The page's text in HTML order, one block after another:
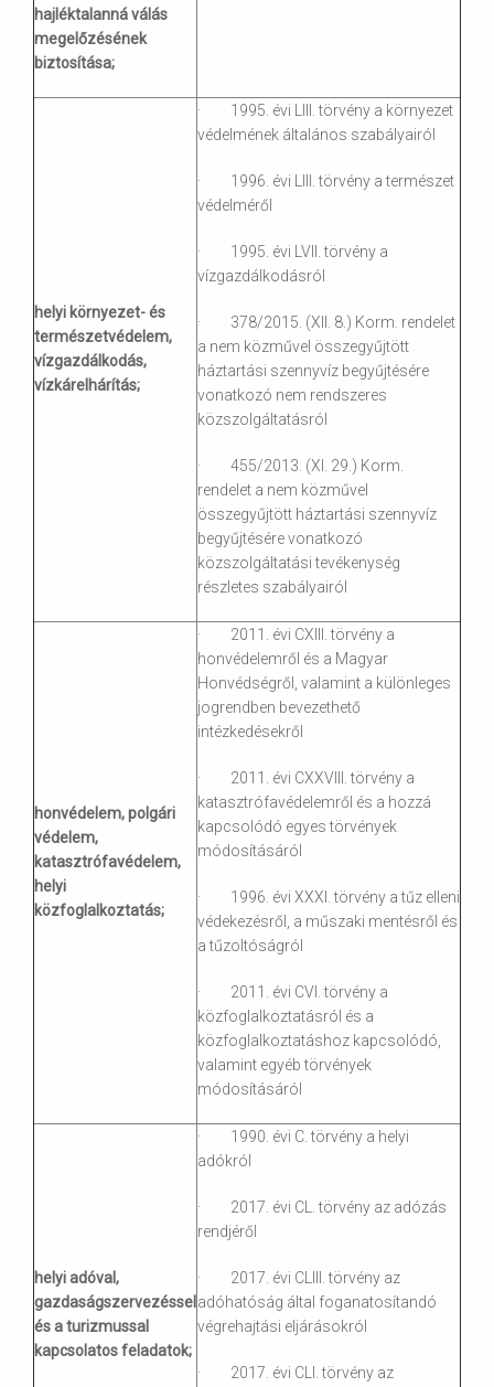
hajléktalanná válás
megelőzésének
biztosítása;
helyi környezet- és
természetvédelem,
vízgazdálkodás,
vízkárelhárítás;
· 1995. évi LIII. törvény a környezet
védelmének általános szabályairól
· 1996. évi LIII. törvény a természet
védelméről
· 1995. évi LVII. törvény a
vízgazdálkodásról
· 378/2015. (XII. 8.) Korm. rendelet
a nem közművel összegyűjtött
háztartási szennyvíz begyűjtésére
vonatkozó nem rendszeres
közszolgáltatásról
· 455/2013. (XI. 29.) Korm.
rendelet a nem közművel
összegyűjtött háztartási szennyvíz
begyűjtésére vonatkozó
közszolgáltatási tevékenység
részletes szabályairól
honvédelem, polgári
védelem,
katasztrófavédelem,
helyi
közfoglalkoztatás;
· 2011. évi CXIII. törvény a
honvédelemről és a Magyar
Honvédségről, valamint a különleges
jogrendben bevezethető
intézkedésekről
· 2011. évi CXXVIII. törvény a
katasztrófavédelemről és a hozzá
kapcsolódó egyes törvények
módosításáról
· 1996. évi XXXI. törvény a tűz elleni
védekezésről, a műszaki mentésről és
a tűzoltóságról
· 2011. évi CVI. törvény a
közfoglalkoztatásról és a
közfoglalkoztatáshoz kapcsolódó,
valamint egyéb törvények
módosításáról
helyi adóval,
gazdaságszervezéssel
és a turizmussal
kapcsolatos feladatok;
· 1990. évi C. törvény a helyi
adókról
· 2017. évi CL. törvény az adózás
rendjéről
· 2017. évi CLIII. törvény az
adóhatóság által foganatosítandó
végrehajtási eljárásokról
· 2017. évi CLI. törvény az